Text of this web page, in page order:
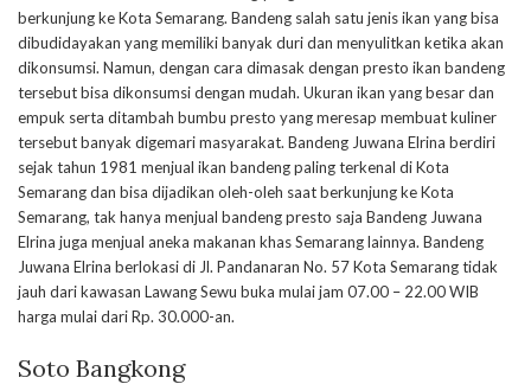
berkunjung ke Kota Semarang. Bandeng salah satu jenis ikan yang bisa
dibudidayakan yang memiliki banyak duri dan menyulitkan ketika akan
dikonsumsi. Namun, dengan cara dimasak dengan presto ikan bandeng
tersebut bisa dikonsumsi dengan mudah. Ukuran ikan yang besar dan
empuk serta ditambah bumbu presto yang meresap membuat kuliner
tersebut banyak digemari masyarakat. Bandeng Juwana Elrina berdiri
sejak tahun 1981 menjual ikan bandeng paling terkenal di Kota
Semarang dan bisa dijadikan oleh-oleh saat berkunjung ke Kota
Semarang, tak hanya menjual bandeng presto saja Bandeng Juwana
Elrina juga menjual aneka makanan khas Semarang lainnya. Bandeng
Juwana Elrina berlokasi di Jl. Pandanaran No. 57 Kota Semarang tidak
jauh dari kawasan Lawang Sewu buka mulai jam 07.00 – 22.00 WIB
harga mulai dari Rp. 30.000-an.
Soto Bangkong